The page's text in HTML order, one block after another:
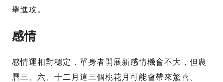
舉進攻。
感情
感情運相對穩定，單身者開展新感情機會不大，但農
曆三、六、十二月這三個桃花月可能會帶來驚喜。